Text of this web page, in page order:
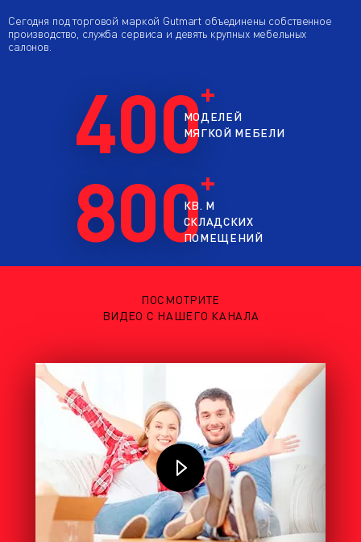
Сегодня под торговой маркой Gutmart объединены собственное
производство, служба сервиса и девять крупных мебельных
салонов.
400МОДЕЛЕЙ
МЯГКОЙ МЕБЕЛИ
800
КВ. М
СКЛАДСКИХ
ПОМЕЩЕНИЙ
ПОСМОТРИТЕ
ВИДЕО С НАШЕГО КАНАЛА